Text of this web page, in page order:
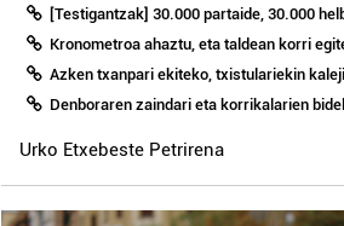
[Testigantzak] 30.000 partaide, 30.000
Kronometroa ahaztu, eta taldean korri
Azken txanpari ekiteko, txistulariekin
Denboraren zaindari eta korrikalarien
Urko Etxebeste Petrirena